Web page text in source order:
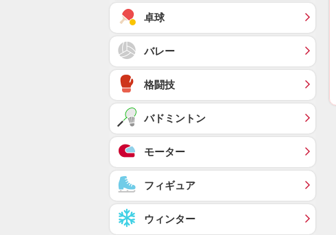
卓球
バレー
格闘技
バドミントン
モーター
フィギュア
ウィンター